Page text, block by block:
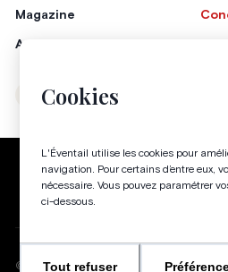
Cookies
L'Éventail utilise les cookies pour
navigation. Pour certains d’entre eux,
nécessaire. Vous pouvez paramétrer
ci-dessous.
Tout refuser
Magazine
Annonceurs
Instagram
Politique de confidentialité
Gestion des
© 2026-TOUS DROITS RÉSERVÉS